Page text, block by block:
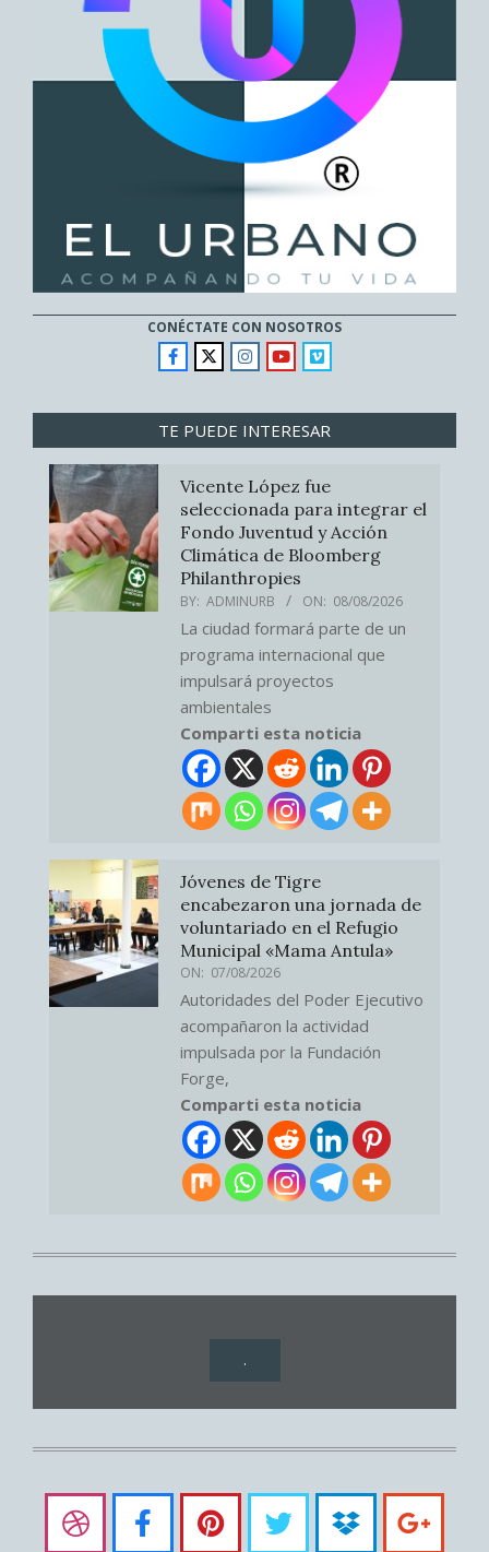
CONÉCTATE CON NOSOTROS
TE PUEDE INTERESAR
Vicente López fue
seleccionada para integrar el
Fondo Juventud y Acción
Climática de Bloomberg
Philanthropies
BY: ADMINURB ON: 08/08/2026
La ciudad formará parte de un
programa internacional que
impulsará proyectos
ambientales
Comparti esta noticia
Jóvenes de Tigre
encabezaron una jornada de
voluntariado en el Refugio
Municipal «Mama Antula»
ON: 07/08/2026
Autoridades del Poder Ejecutivo
acompañaron la actividad
impulsada por la Fundación
Forge,
Comparti esta noticia
.